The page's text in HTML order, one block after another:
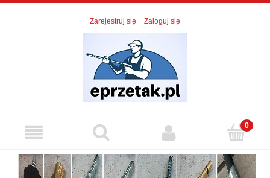
Zarejestruj się Zaloguj się